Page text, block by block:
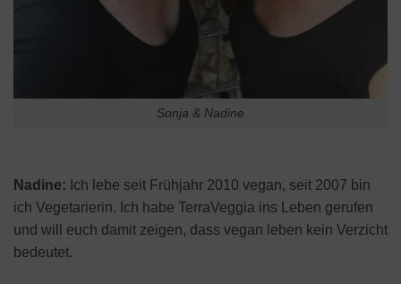
Sonja & Nadine
Nadine: Ich lebe seit Frühjahr 2010 vegan, seit 2007 bin
ich Vegetarierin. Ich habe TerraVeggia ins Leben gerufen
und will euch damit zeigen, dass vegan leben kein Verzicht
bedeutet.